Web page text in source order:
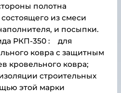
полотна
из смеси
и посыпки.
РКП-350 : для
ковра с защитным
кровельного ковра;
строительных
этой марки